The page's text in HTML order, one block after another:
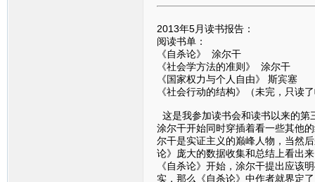
2013年5月读书报告：
阅读书单：
《自杀论》 涂尔干
《社会学方法的准则》 涂尔干
《国家权力与个人自由》 斯宾塞
《社会行动的结构》（未完，只读
这是我参加读书会和读书以来的
涂尔干开始同时穿插着看一些其他
尔干是实证主义的巅峰人物，当然
论》庞大的数据收集和总结上看出
《自杀论》开始，涂尔干提出应该
实，那么《自杀论》中作者就界定